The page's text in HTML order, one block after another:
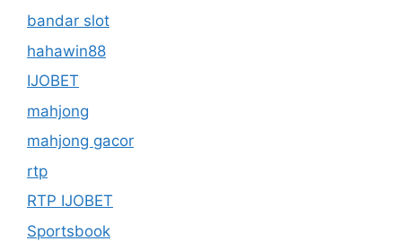
bandar slot
hahawin88
IJOBET
mahjong
mahjong gacor
rtp
RTP IJOBET
Sportsbook